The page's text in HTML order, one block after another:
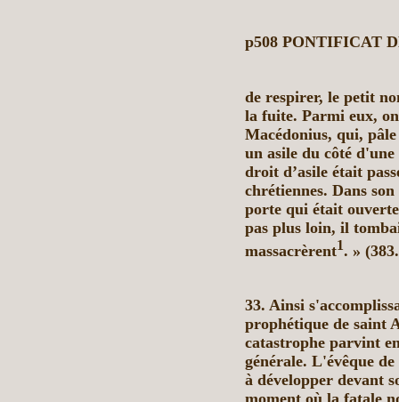
p508 PONTIFICAT
de respirer, le petit
la fuite. Parmi eux,
Macédonius, qui,
un asile du côté
droit d’asile était
chrétiennes. Dans
porte qui était
pas plus loin, il
massacrèrent1. »
33. Ainsi
prophétique de saint
catastrophe parvint
générale. L'évêque
à développer devant